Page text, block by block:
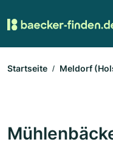
Startseite Meldorf